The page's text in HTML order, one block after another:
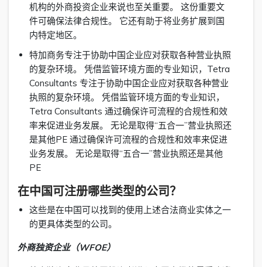
机构的外商投资企业来说也至关重要。 这份重要文
件可确保法律合规性。 它还有助于将业务扩展到国
内特定地区。
特加商务专注于协助中国企业应对获取各种营业执照
的复杂环境。 凭借监管环境方面的专业知识，Tetra
Consultants 专注于协助中国企业应对获取各种营业
执照的复杂环境。 凭借监管环境方面的专业知识，
Tetra Consultants 通过确保许可流程的合规性和效
率来促进业务发展。 无论是取得“五合一”营业执照还
是其他PE 通过确保许可流程的合规性和效率来促进
业务发展。 无论是取得“五合一”营业执照还是其他
PE
在中国可注册哪些类型的公司？
这些是在中国可以找到的使用上述合法商业实体之一
的更具体类型的公司。
外商独资企业（WFOE）